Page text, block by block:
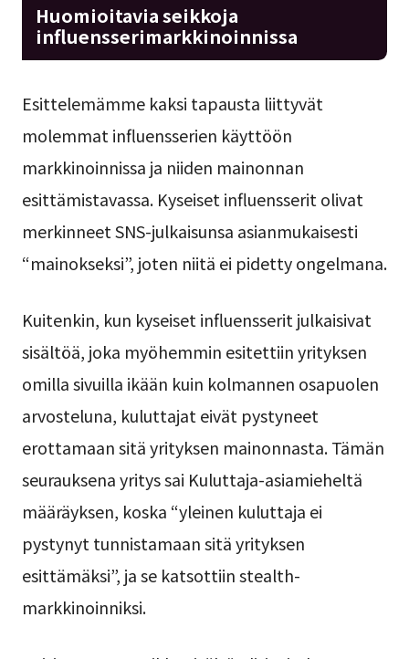
Huomioitavia seikkoja
influensserimarkkinoinnissa
Esittelemämme kaksi tapausta liittyvät
molemmat influensserien käyttöön
markkinoinnissa ja niiden mainonnan
esittämistavassa. Kyseiset influensserit olivat
merkinneet SNS-julkaisunsa asianmukaisesti
“mainokseksi”, joten niitä ei pidetty ongelmana.
Kuitenkin, kun kyseiset influensserit julkaisivat
sisältöä, joka myöhemmin esitettiin yrityksen
omilla sivuilla ikään kuin kolmannen osapuolen
arvosteluna, kuluttajat eivät pystyneet
erottamaan sitä yrityksen mainonnasta. Tämän
seurauksena yritys sai Kuluttaja-asiamieheltä
määräyksen, koska “yleinen kuluttaja ei
pystynyt tunnistamaan sitä yrityksen
esittämäksi”, ja se katsottiin stealth-
markkinoinniksi.